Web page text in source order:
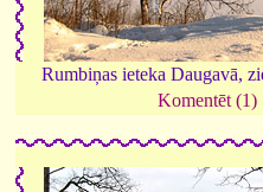
Rumbiņas ieteka Daugavā,
Komentēt (1)